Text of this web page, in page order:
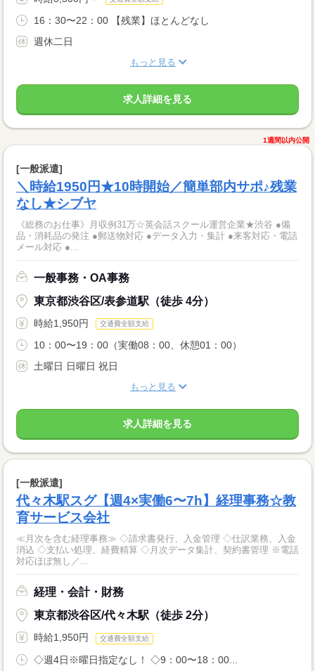
16：30〜22：00 【残業】ほとんどなし
週休二日
もっと見る
求人詳細を見る
1週間以内公開
[一般派遣]
＼時給1950円★10時開始／簡単部内サポ♪残業
なし★シブヤ
《総務のお仕事》月収例31万☆英会話スクール運営企業★渋谷 ●備
品・消耗品の発注 ●郵送物対応 ●データ入力・集計 ●来客対応・電話
メール対応 ●...
一般事務・OA事務
東京都渋谷区/表参道駅（徒歩 4分）
時給1,950円 交通費全額支給
10：00〜19：00（実働08：00、休憩01：00）
土曜日 日曜日 祝日
もっと見る
求人詳細を見る
[一般派遣]
代々木駅スグ【週4×実働6〜7h】経理事務☆教
育サービス会社
≪月次を含む経理事務≫ ◇請求書発行、入金管理 ◇仕訳業務、入金
消込 ◇支払い処理、経費精算 ◇月次データ集計、契約書管理 ※電話
対応ほぼ無し／...
経理・会計・財務
東京都渋谷区/代々木駅（徒歩 2分）
時給1,950円 交通費全額支給
◇週4日※曜日指定なし！ ◇9：00〜18：00...